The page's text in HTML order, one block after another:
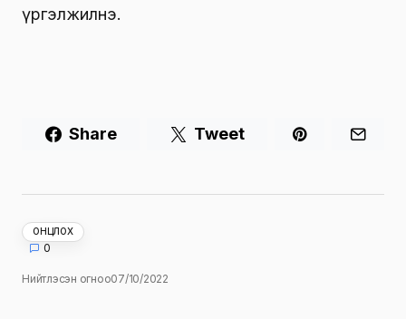
үргэлжилнэ.
Share Tweet
ОНЦЛОХ
0
Нийтлэсэн огноо07/10/2022